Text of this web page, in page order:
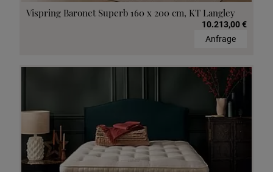
Vispring Baronet Superb 160 x 200 cm, KT Langley
10.213,00 €
Anfrage